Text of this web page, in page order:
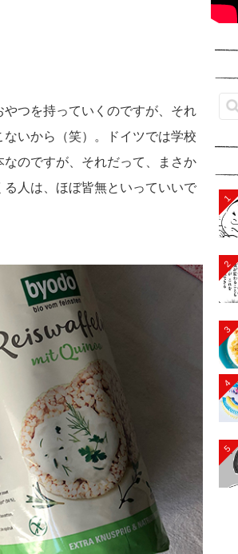
つを持っていくのですが、それ
いから（笑）。ドイツでは学校
のですが、それだって、まさか
人は、ほぼ皆無といっていいで
1
2
3
4
5